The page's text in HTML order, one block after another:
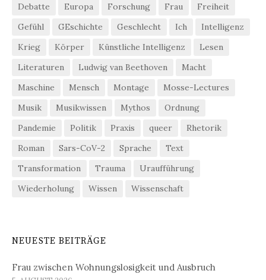
Debatte
Europa Forschung Frau
Freiheit
Gefühl
GEschichte Geschlecht Ich
Intelligenz
Krieg
Körper Künstliche Intelligenz
Lesen
Literaturen
Ludwig van Beethoven
Macht
Maschine
Mensch Montage
Mosse-Lectures
Musik
Musikwissen Mythos
Ordnung
Pandemie
Politik Praxis queer
Rhetorik
Roman
Sars-CoV-2 Sprache
Text
Transformation
Trauma
Uraufführung
Wiederholung
Wissen Wissenschaft
NEUESTE BEITRÄGE
Frau zwischen Wohnungslosigkeit und Ausbruch